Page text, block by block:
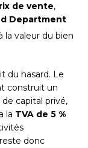
de vente,
Department
la valeur du bien
du hasard. Le
construit un
capital privé,
la TVA de 5 %
donc